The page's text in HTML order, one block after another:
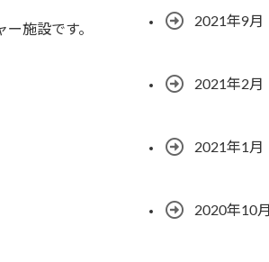
施設です。
2021年9月
2021年2月
2021年1月
2020年10月